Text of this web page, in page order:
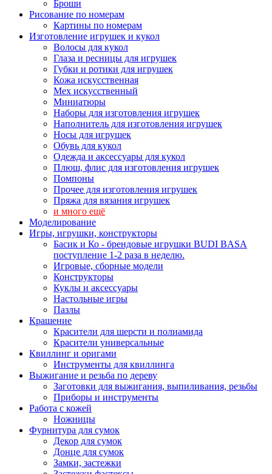
Броши
Рисование по номерам
Картины по номерам
Изготовление игрушек и кукол
Волосы для кукол
Глаза и ресницы для игрушек
Губки и ротики для игрушек
Кожа искусственная
Мех искусственный
Миниатюры
Наборы для изготовления игрушек
Наполнитель для изготовления игрушек
Носы для игрушек
Обувь для кукол
Одежда и аксессуары для кукол
Плюш, флис для изготовления игрушек
Помпоны
Прочее для изготовления игрушек
Пряжа для вязания игрушек
и много ещё
Моделирование
Игры, игрушки, конструкторы
Басик и Ко - брендовые игрушки BUDI BASA
поступление 1-2 раза в неделю.
Игровые, сборные модели
Конструкторы
Куклы и аксессуары
Настольные игры
Пазлы
Крашение
Красители для шерсти и полиамида
Красители универсальные
Квиллинг и оригами
Инструменты для квиллинга
Выжигание и резьба по дереву
Заготовки для выжигания, выпиливания, резьбы
Приборы и инструменты
Работа с кожей
Ножницы
Фурнитура для сумок
Декор для сумок
Донце для сумок
Замки, застежки